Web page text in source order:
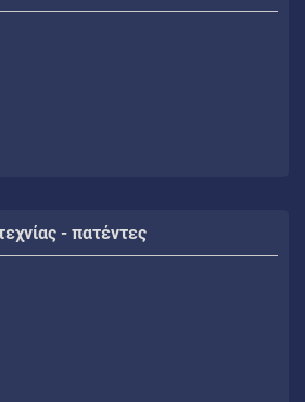
- πατέντες